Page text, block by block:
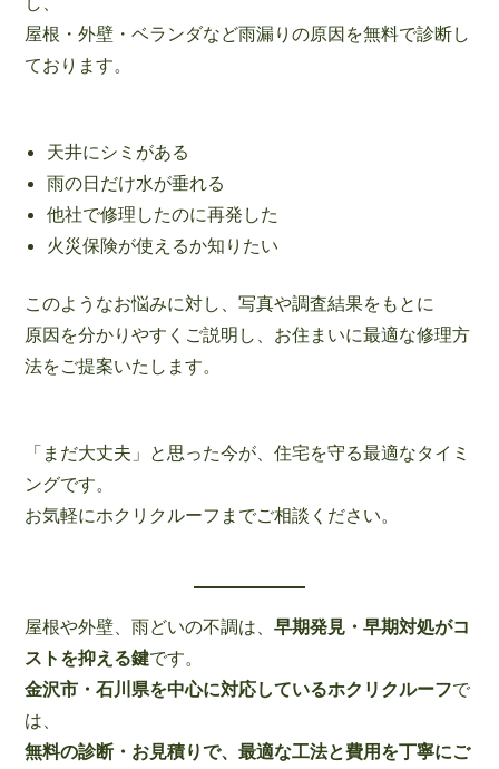
屋根・外壁・ベランダなど雨漏りの原因を無料で診断し
ております。
天井にシミがある
雨の日だけ水が垂れる
他社で修理したのに再発した
火災保険が使えるか知りたい
このようなお悩みに対し、写真や調査結果をもとに
原因を分かりやすくご説明し、お住まいに最適な修理方
法をご提案いたします。
「まだ大丈夫」と思った今が、住宅を守る最適なタイミ
ングです。
お気軽にホクリクルーフまでご相談ください。
屋根や外壁、雨どいの不調は、 早期発見・早期対処がコ
ストを抑える鍵です。
金沢市・石川県を中心に対応しているホクリクルーフで
は、
無料の診断・お見積りで、最適な工法と費用を丁寧にご